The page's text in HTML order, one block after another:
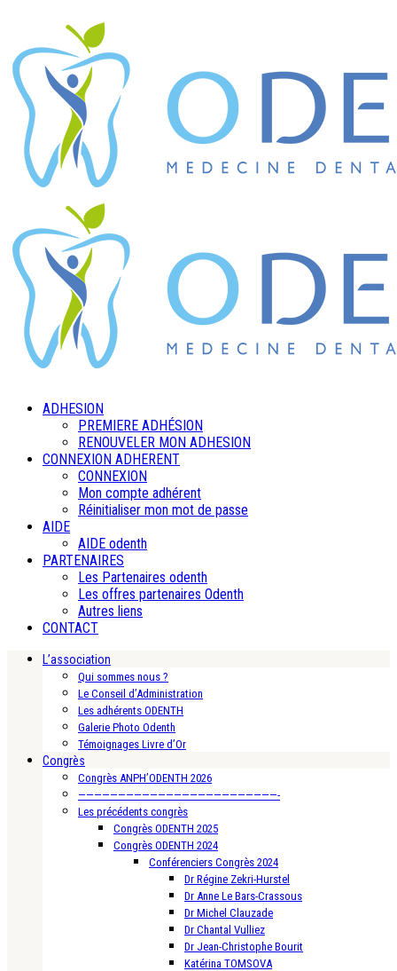
ADHESION
PREMIERE ADHÉSION
RENOUVELER MON ADHESION
CONNEXION ADHERENT
CONNEXION
Mon compte adhérent
Réinitialiser mon mot de passe
AIDE
AIDE odenth
PARTENAIRES
Les Partenaires odenth
Les offres partenaires Odenth
Autres liens
CONTACT
L’association
Qui sommes nous ?
Le Conseil d’Administration
Les adhérents ODENTH
Galerie Photo Odenth
Témoignages Livre d’Or
Congrès
Congrès ANPH’ODENTH 2026
—————————————————————————-
Les précédents congrès
Congrès ODENTH 2025
Congrès ODENTH 2024
Conférenciers Congrès 2024
Dr Régine Zekri-Hurstel
Dr Anne Le Bars-Crassous
Dr Michel Clauzade
Dr Chantal Vulliez
Dr Jean-Christophe Bourit
Katérina TOMSOVA